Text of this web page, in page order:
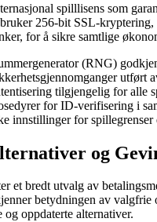
spilllisens som
256-bit SSL-kryptering,
for å sikre samtlige
(RNG)
utført
tilgjengelig for alle
for ID-verifisering i
innstillinger for spillegrenser
og
et bredt utvalg av
betydningen av
og oppdaterte alternativer.